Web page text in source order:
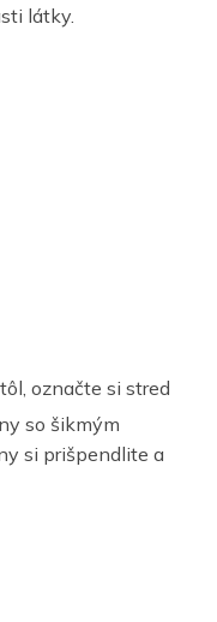
látky.
označte si stred
so šikmým
si prišpendlite a